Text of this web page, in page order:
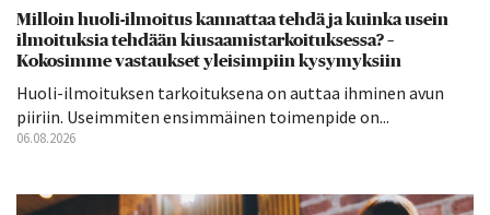
Milloin huoli-ilmoitus kannattaa tehdä ja kuinka usein
ilmoituksia tehdään kiusaamistarkoituksessa? –
Kokosimme vastaukset yleisimpiin kysymyksiin
Huoli-ilmoituksen tarkoituksena on auttaa ihminen avun
piiriin. Useimmiten ensimmäinen toimenpide on...
06.08.2026